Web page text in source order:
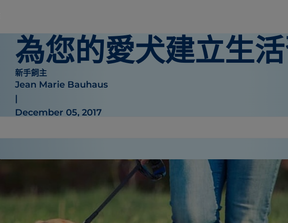
為您的愛犬建立生
新手飼主
Jean Marie Bauhaus
|
December 05, 2017